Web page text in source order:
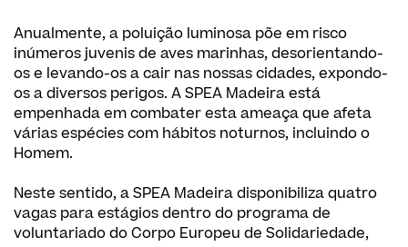
Anualmente, a poluição luminosa põe em risco
inúmeros juvenis de aves marinhas, desorientando-
os e levando-os a cair nas nossas cidades, expondo-
os a diversos perigos. A SPEA Madeira está
empenhada em combater esta ameaça que afeta
várias espécies com hábitos noturnos, incluindo o
Homem.
Neste sentido, a SPEA Madeira disponibiliza quatro
vagas para estágios dentro do programa de
voluntariado do Corpo Europeu de Solidariedade,